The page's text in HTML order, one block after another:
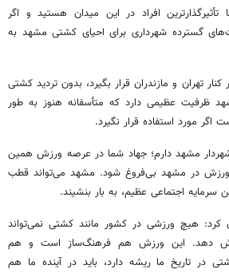
افراد در این میدان هستید و اگر
گسترده شهرداری برای احیای کشتی مشهد به
تهران و مازندران قرار بگیرد، بدون تردید کشتی
ظرفیت عظیمی دارد که متأسفانه هنوز به طور
مورد استفاده قرار نگیرد.
مشهد دارم؛ جهاد شما در عرصه ورزش همین
ورزش در مشهد بی‌فروغ شود. مشهد می‌تواند قطب
سرمایه اجتماعی عظیم، به بار بنشیند.
هیچ ورزشی در کشور مانند کشتی نمی‌تواند
دهد. این ورزش هم فرهنگ‌ساز است و هم
در تاریخ ما ریشه دارد، باید در آینده ما هم